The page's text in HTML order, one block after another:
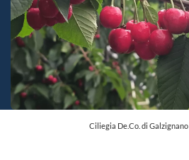
Ciliegia De.Co. di Galzignano